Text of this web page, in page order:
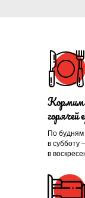
По
в субботу
в
Кормим
горячей